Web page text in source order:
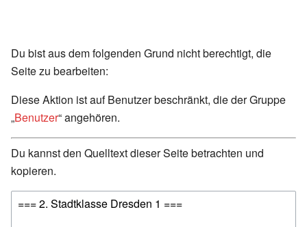
Du bist aus dem folgenden Grund nicht berechtigt, die
Seite zu bearbeiten:
Diese Aktion ist auf Benutzer beschränkt, die der Gruppe
„Benutzer“ angehören.
Du kannst den Quelltext dieser Seite betrachten und
kopieren.